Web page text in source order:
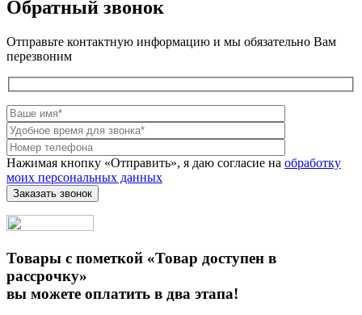
Обратный звонок
Отправьте контактную информацию и мы обязательно Вам
перезвоним
Нажимая кнопку «Отправить», я даю согласие на обработку
моих персональных данных
Товары с пометкой «Товар доступен в
рассрочку»
вы можете оплатить в два этапа!